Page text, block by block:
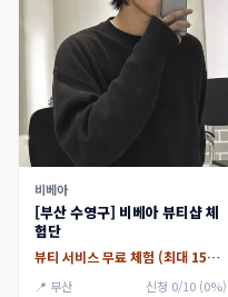
비베아
[부산 수영구] 비베아 뷰티샵 체
험단
뷰티 서비스 무료 체험 (최대 15만원)
📍 부산 신청 0/10 (0%)